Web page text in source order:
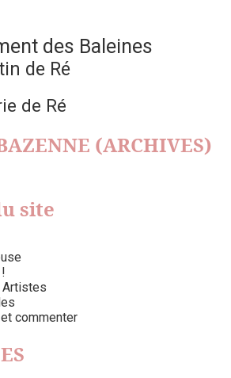
des Baleines
de Ré
de Ré
(ARCHIVES)
site
Artistes
et commenter